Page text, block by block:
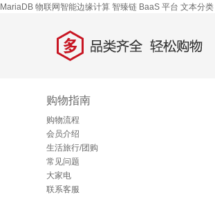
MariaDB 物联网智能边缘计算 智臻链 BaaS 平台 文本分类
多 品类齐全，轻松购物
购物指南
购物流程
会员介绍
生活旅行/团购
常见问题
大家电
联系客服